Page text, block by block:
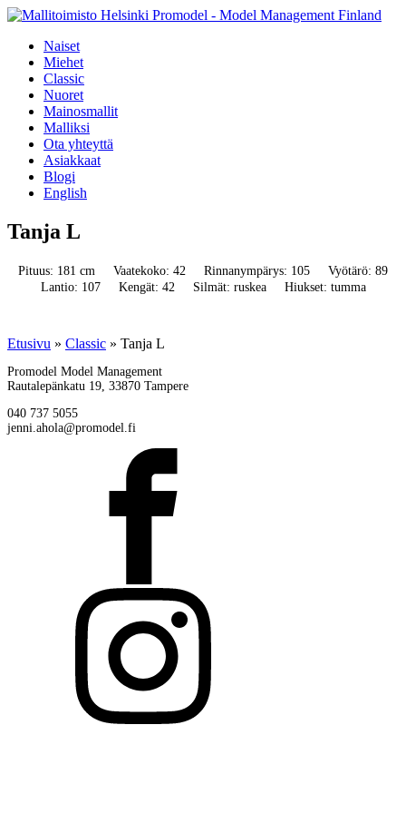
Naiset
Miehet
Classic
Nuoret
Mainosmallit
Malliksi
Ota yhteyttä
Asiakkaat
Blogi
English
Tanja L
Pituus: 181 cm Vaatekoko: 42 Rinnanympärys: 105
Vyötärö: 89
Lantio: 107
Kengät: 42 Silmät: ruskea Hiukset: tumma
Etusivu » Classic » Tanja L
Promodel Model Management
Rautalepänkatu 19, 33870 Tampere
040 737 5055
jenni.ahola@promodel.fi